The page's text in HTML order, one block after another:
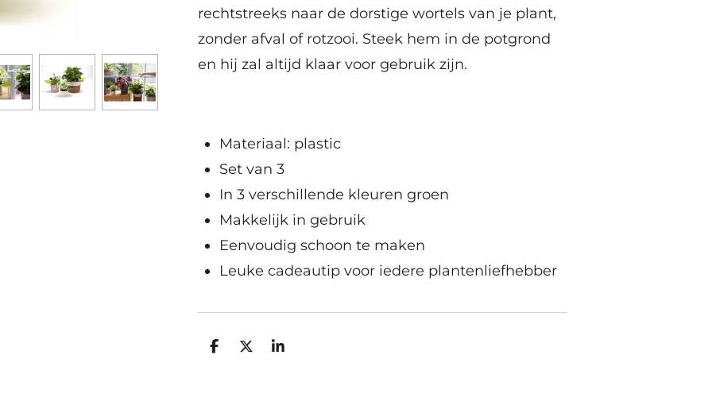
rechtstreeks naar de dorstige wortels van je plant,
zonder afval of rotzooi. Steek hem in de potgrond
en hij zal altijd klaar voor gebruik zijn.
Materiaal: plastic
Set van 3
In 3 verschillende kleuren groen
Makkelijk in gebruik
Eenvoudig schoon te maken
Leuke cadeautip voor iedere plantenliefhebber
D
D
S